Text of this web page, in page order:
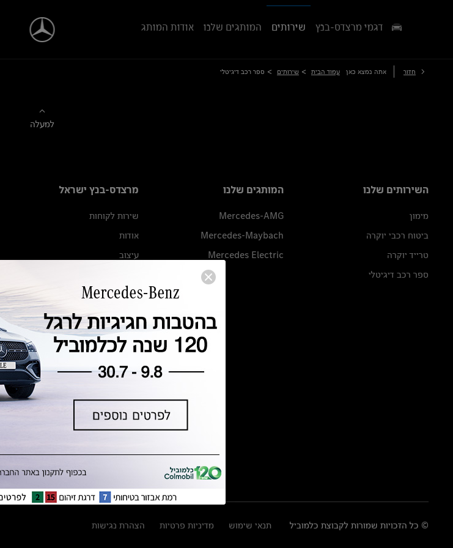
דגמי מרצדס-בנץ שירותים המותגים שלנו אודות המותג
חזור אתה נמצא כאן עמוד הבית > שירותים > ספר רכב דיגיטלי
למעלה
השירותים שלנו
מימון
ביטוח רכבי יוקרה
טרייד יוקרה
ספר רכב דיגיטלי
המותגים שלנו
Mercedes-AMG
Mercedes-Maybach
Mercedes Electric
מרצדס-בנץ ישראל
שירות לקוחות
אודות
עיצוב
מגזין מרצדס-בנץ
ספרי רכב מרצדס-בנץ
נתוני זיהום אוויר וצריכת דלק וחשמל
נתוני תווית צמיגים
מחירון חלפים
הודעה על הטבות לרכבי מרצדס בהסדר
© כל הזכויות שמורות לקבוצת כלמוביל תנאי שימוש מדיניות פרטיות הצהרת נגישות